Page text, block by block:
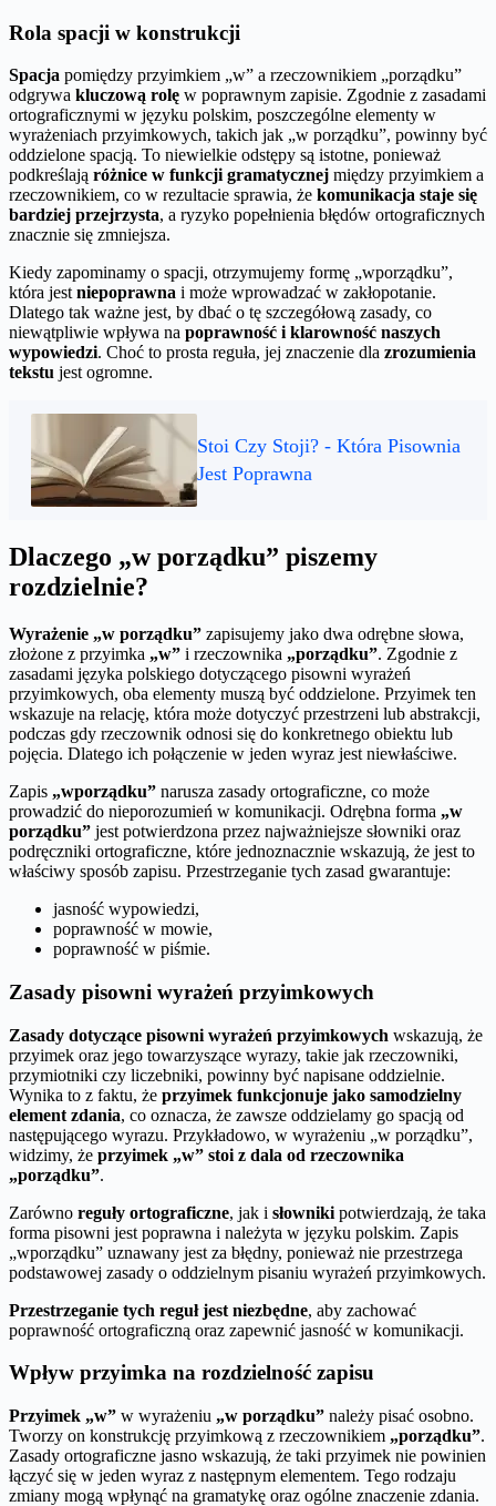
Rola spacji w konstrukcji
Spacja pomiędzy przyimkiem „w” a rzeczownikiem „porządku”
odgrywa kluczową rolę w poprawnym zapisie. Zgodnie z zasadami
ortograficznymi w języku polskim, poszczególne elementy w
wyrażeniach przyimkowych, takich jak „w porządku”, powinny być
oddzielone spacją. To niewielkie odstępy są istotne, ponieważ
podkreślają różnice w funkcji gramatycznej między przyimkiem a
rzeczownikiem, co w rezultacie sprawia, że komunikacja staje się
bardziej przejrzysta, a ryzyko popełnienia błędów ortograficznych
znacznie się zmniejsza.
Kiedy zapominamy o spacji, otrzymujemy formę „wporządku”,
która jest niepoprawna i może wprowadzać w zakłopotanie.
Dlatego tak ważne jest, by dbać o tę szczegółową zasady, co
niewątpliwie wpływa na poprawność i klarowność naszych
wypowiedzi. Choć to prosta reguła, jej znaczenie dla zrozumienia
tekstu jest ogromne.
Stoi Czy Stoji? - Która Pisownia
Jest Poprawna
Dlaczego „w porządku” piszemy
rozdzielnie?
Wyrażenie „w porządku” zapisujemy jako dwa odrębne słowa,
złożone z przyimka „w” i rzeczownika „porządku”. Zgodnie z
zasadami języka polskiego dotyczącego pisowni wyrażeń
przyimkowych, oba elementy muszą być oddzielone. Przyimek ten
wskazuje na relację, która może dotyczyć przestrzeni lub abstrakcji,
podczas gdy rzeczownik odnosi się do konkretnego obiektu lub
pojęcia. Dlatego ich połączenie w jeden wyraz jest niewłaściwe.
Zapis „wporządku” narusza zasady ortograficzne, co może
prowadzić do nieporozumień w komunikacji. Odrębna forma „w
porządku” jest potwierdzona przez najważniejsze słowniki oraz
podręczniki ortograficzne, które jednoznacznie wskazują, że jest to
właściwy sposób zapisu. Przestrzeganie tych zasad gwarantuje:
jasność wypowiedzi,
poprawność w mowie,
poprawność w piśmie.
Zasady pisowni wyrażeń przyimkowych
Zasady dotyczące pisowni wyrażeń przyimkowych wskazują, że
przyimek oraz jego towarzyszące wyrazy, takie jak rzeczowniki,
przymiotniki czy liczebniki, powinny być napisane oddzielnie.
Wynika to z faktu, że przyimek funkcjonuje jako samodzielny
element zdania, co oznacza, że zawsze oddzielamy go spacją od
następującego wyrazu. Przykładowo, w wyrażeniu „w porządku”,
widzimy, że przyimek „w” stoi z dala od rzeczownika
„porządku”.
Zarówno reguły ortograficzne, jak i słowniki potwierdzają, że taka
forma pisowni jest poprawna i należyta w języku polskim. Zapis
„wporządku” uznawany jest za błędny, ponieważ nie przestrzega
podstawowej zasady o oddzielnym pisaniu wyrażeń przyimkowych.
Przestrzeganie tych reguł jest niezbędne, aby zachować
poprawność ortograficzną oraz zapewnić jasność w komunikacji.
Wpływ przyimka na rozdzielność zapisu
Przyimek „w” w wyrażeniu „w porządku” należy pisać osobno.
Tworzy on konstrukcję przyimkową z rzeczownikiem „porządku”.
Zasady ortograficzne jasno wskazują, że taki przyimek nie powinien
łączyć się w jeden wyraz z następnym elementem. Tego rodzaju
zmiany mogą wpłynąć na gramatykę oraz ogólne znaczenie zdania.